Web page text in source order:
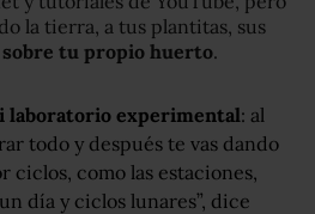
la tierra, a tus plantitas, sus
tu propio huerto.
laboratorio experimental: al
todo y después te vas dando
como las estaciones,
día y ciclos lunares”, dice